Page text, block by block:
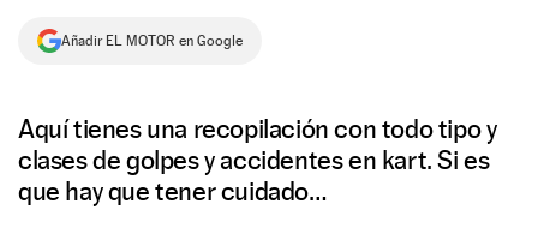
NEWSLETTER
Añadir EL MOTOR en Google
Aquí tienes una recopilación con todo tipo y
clases de golpes y accidentes en kart. Si es
que hay que tener cuidado…